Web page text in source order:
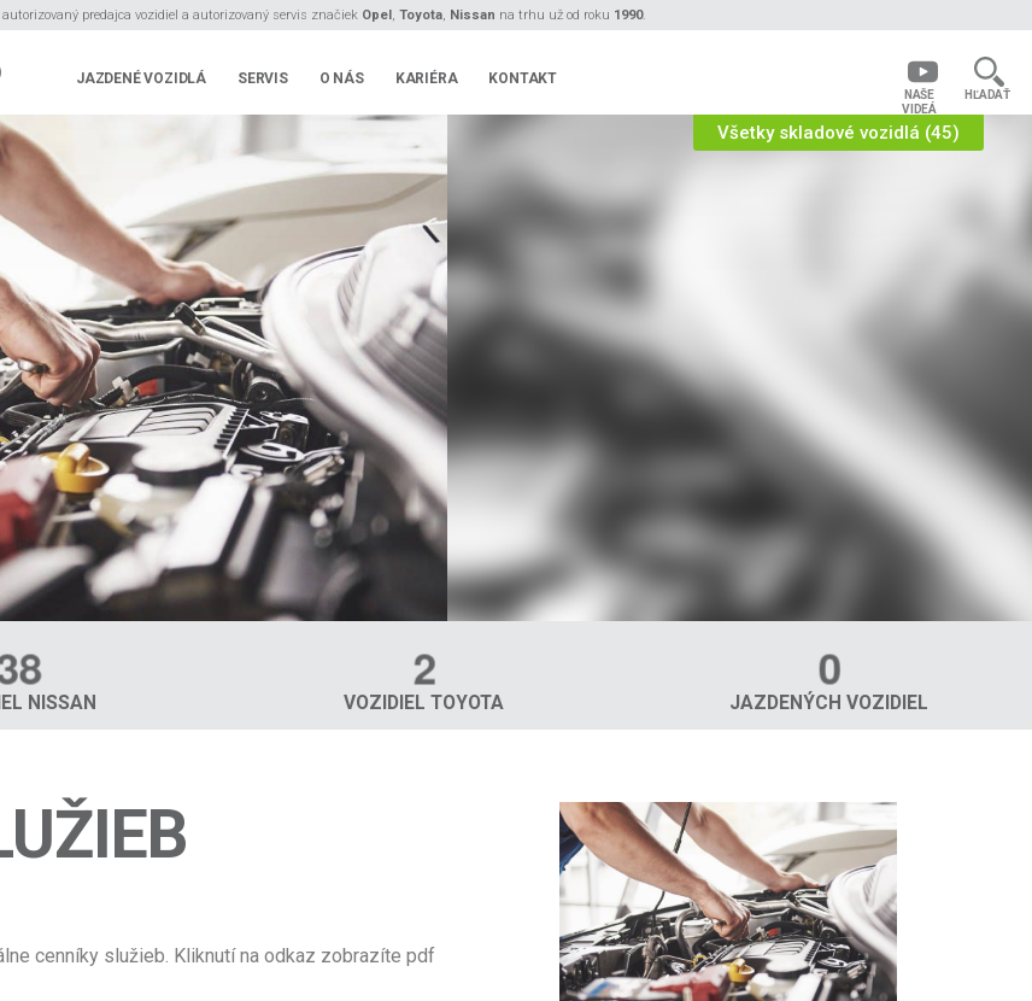
predajca vozidiel a autorizovaný servis značiek Opel, Toyota, Nissan na trhu už od roku 1990.
JAZDENÉ VOZIDLÁ SERVIS O NÁS KARIÉRA KONTAKT
NAŠE
VIDEÁ
HĽADAŤ
Všetky skladové vozidlá (45)
8
NISSAN
2
VOZIDIEL TOYOTA
0
JAZDENÝCH VOZIDIEL
cenníky služieb. Kliknutí na odkaz zobrazíte pdf